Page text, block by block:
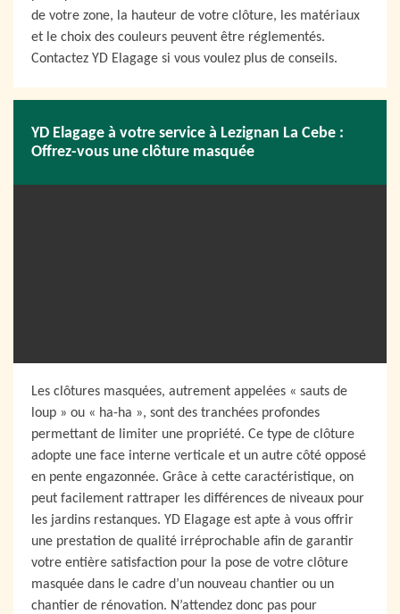
de votre zone, la hauteur de votre clôture, les matériaux
et le choix des couleurs peuvent être réglementés.
Contactez YD Elagage si vous voulez plus de conseils.
YD Elagage à votre service à Lezignan La Cebe :
Offrez-vous une clôture masquée
Les clôtures masquées, autrement appelées « sauts de
loup » ou « ha-ha », sont des tranchées profondes
permettant de limiter une propriété. Ce type de clôture
adopte une face interne verticale et un autre côté opposé
en pente engazonnée. Grâce à cette caractéristique, on
peut facilement rattraper les différences de niveaux pour
les jardins restanques. YD Elagage est apte à vous offrir
une prestation de qualité irréprochable afin de garantir
votre entière satisfaction pour la pose de votre clôture
masquée dans le cadre d’un nouveau chantier ou un
chantier de rénovation. N’attendez donc pas pour